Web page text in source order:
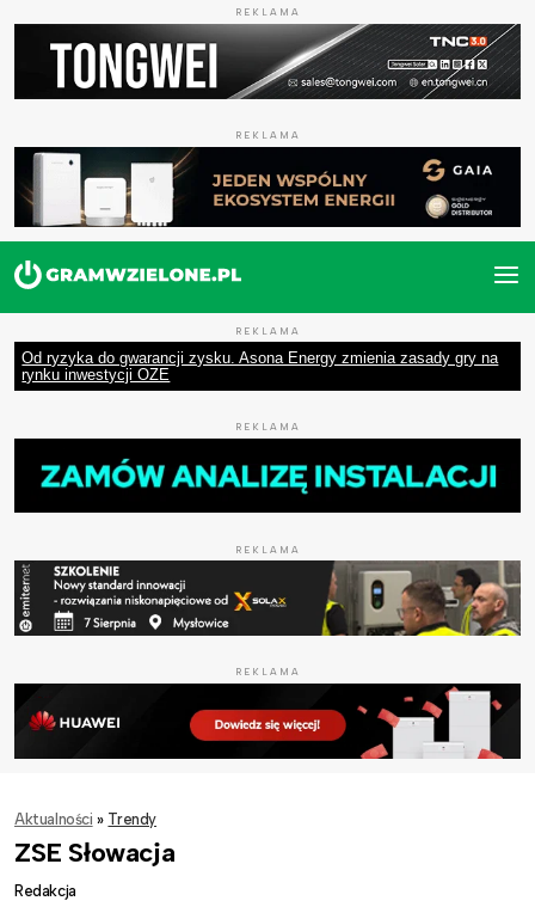
REKLAMA
REKLAMA
REKLAMA
Od ryzyka do gwarancji zysku. Asona Energy zmienia zasady gry na
rynku inwestycji OZE
REKLAMA
REKLAMA
REKLAMA
Aktualności » Trendy
ZSE Słowacja
Redakcja